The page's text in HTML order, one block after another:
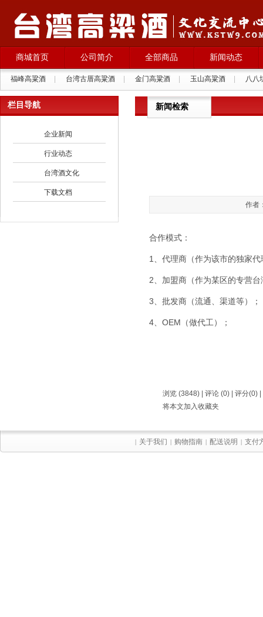
商城首页 公司简介 全部商品 新闻动态
福峰高粱酒 台湾古厝高粱酒 金门高粱酒 玉山高粱酒
八八
西班牙格拉纳葡萄酒
|
栏目导航
企业新闻
行业动态
台湾酒文化
下载文档
新闻检索
作者
合作模式：
1、代理商（作为该市的独家代
2、加盟商（作为某区的专营
3、批发商（流通、渠道等）；
4、OEM（做代工）；
浏览 (3848) | 评论 (0) | 评分(0) |
将本文加入收藏夹
| 关于我们 | 购物指南 | 配送说明 | 支付